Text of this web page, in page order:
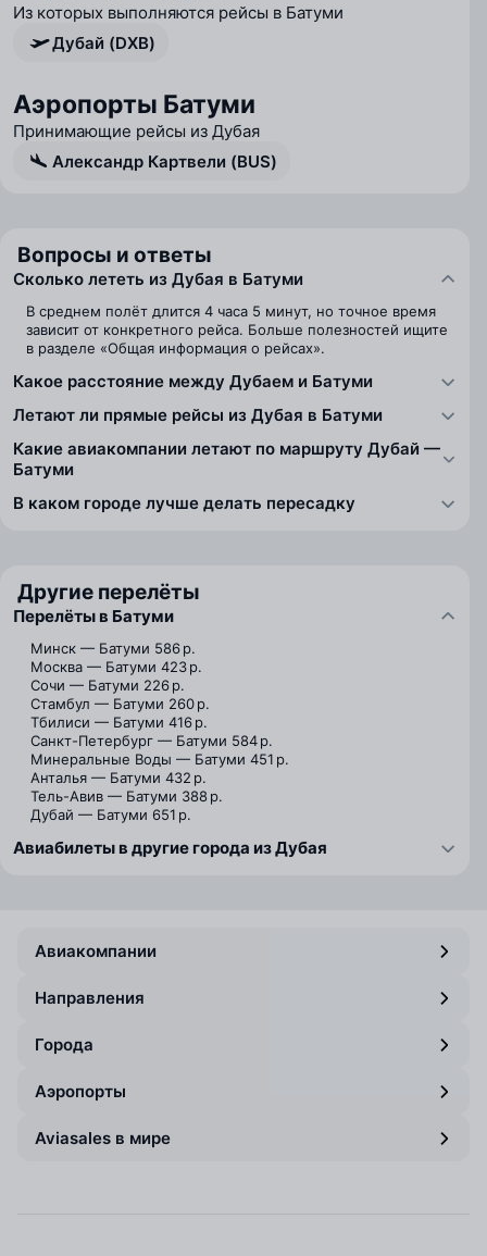
Из которых выполняются рейсы в Батуми
Дубай (DXB)
Аэропорты Батуми
Принимающие рейсы из Дубая
Александр Картвели (BUS)
Вопросы и ответы
Сколько лететь из Дубая в Батуми
В среднем полёт длится 4 часа 5 минут, но точное время
зависит от конкретного рейса. Больше полезностей ищите
в разделе «Общая информация о рейсах».
Какое расстояние между Дубаем и Батуми
Летают ли прямые рейсы из Дубая в Батуми
Какие авиакомпании летают по маршруту Дубай —
Батуми
В каком городе лучше делать пересадку
Другие перелёты
Перелёты в Батуми
Минск — Батуми 586 р.
Москва — Батуми 423 р.
Сочи — Батуми 226 р.
Стамбул — Батуми 260 р.
Тбилиси — Батуми 416 р.
Санкт-Петербург — Батуми 584 р.
Минеральные Воды — Батуми 451 р.
Анталья — Батуми 432 р.
Тель-Авив — Батуми 388 р.
Дубай — Батуми 651 р.
Авиабилеты в другие города из Дубая
Авиакомпании
Направления
Города
Аэропорты
Aviasales в мире